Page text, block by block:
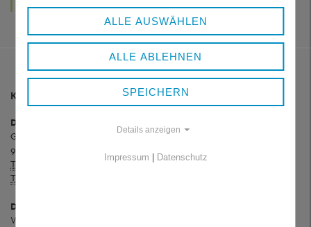
UND WOHNEN
UND KULTUR
KONTAKT
Dienstgebäude Königsfeld
Grafenauer Straße 44
94078 Freyung
Telefon:
+ 49 8551 57-0
Telefax:
Dienstgebäude Wolfstein
Wolfkerstraße 3
ALLE AUSWÄHLEN
ALLE ABLEHNEN
SPEICHERN
Details anzeigen
Impressum | Datenschutz